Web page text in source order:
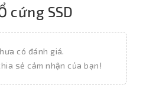
cứng SSD
có đánh giá.
sẻ cảm nhận của bạn!